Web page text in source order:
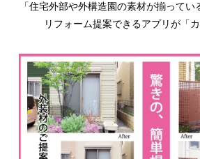
「住宅外部や外構造園の素材が揃ってい
リフォーム提案できるアプリが「カ